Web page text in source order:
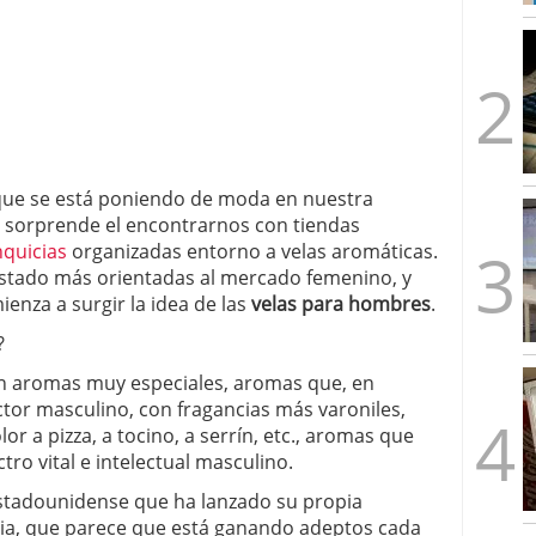
se está poniendo de moda en nuestra
el encontrarnos con tiendas
organizadas entorno a velas aromáticas.
más orientadas al mercado femenino, y
a surgir la idea de las velas para hombres.
aromas muy especiales, aromas que, en
masculino, con fragancias más varoniles,
a pizza, a tocino, a serrín, etc., aromas que
vital e intelectual masculino.
que ha lanzado su propia
que parece que está ganando adeptos cada